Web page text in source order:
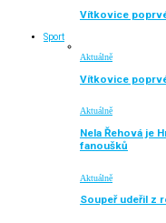
Vítkovice
Sport
Aktuálně
Vítkovice
Aktuálně
Nela Řehová je
fanoušků
Aktuálně
Soupeř udeřil z